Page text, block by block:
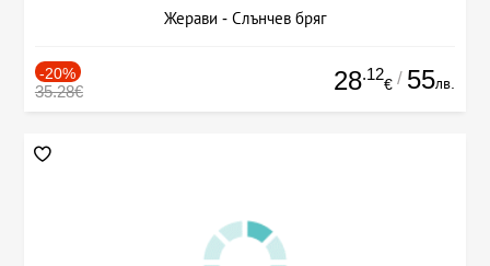
Жерави - Слънчев бряг
-20%
35.28€ 28.12
€ / 55лв.